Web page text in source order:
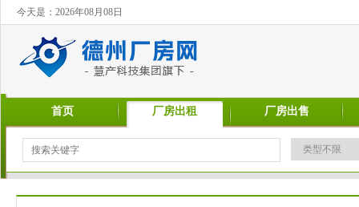
今天是：2026年08月08日
首页 厂房出租 厂房出售